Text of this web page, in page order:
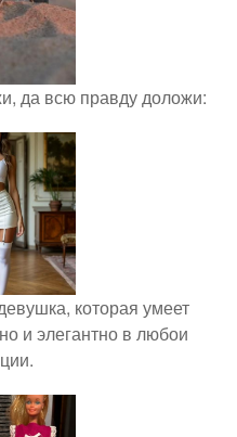
да всю правду доложи:
которая умеет
и элегантно в любои